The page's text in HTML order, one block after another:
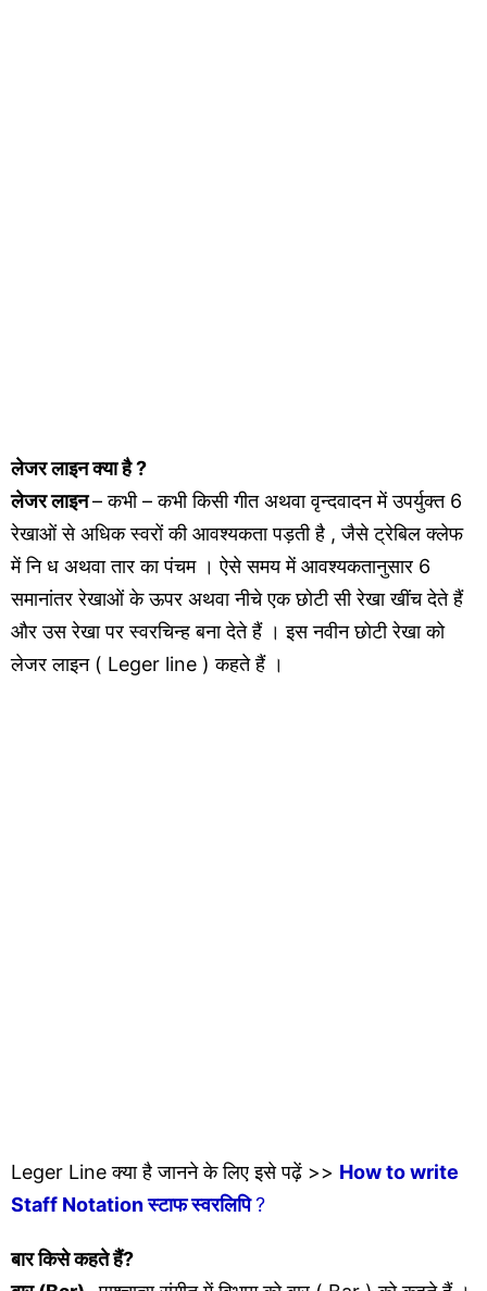
लेजर लाइनक्या है ?
लेजर लाइन– कभी – कभी किसी गीत अथवा वृन्दवादन में उपर्युक्त 6
रेखाओं से अधिक स्वरों की आवश्यकता पड़ती है , जैसे ट्रेबिल क्लेफ
में नि ध अथवा तार का पंचम । ऐसे समय में आवश्यकतानुसार 6
समानांतर रेखाओं के ऊपर अथवा नीचे एक छोटी सी रेखा खींच देते हैं
और उस रेखा पर स्वरचिन्ह बना देते हैं । इस नवीन छोटी रेखा को
लेजर लाइन ( Leger line ) कहते हैं ।
Leger Line क्या है जानने के लिए इसे पढ़ें >> How to write
Staff Notation स्टाफ स्वरलिपि?
बारकिसे कहते हैं?